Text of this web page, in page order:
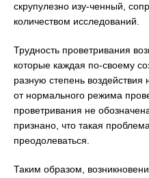
скрупулезно изу-ченный,
количеством исследований.
Трудность проветривания
которые каждая по-своему
разную степень воздействия
от нормального режима
проветривания не
признано, что такая
преодолеваться.
Таким образом,